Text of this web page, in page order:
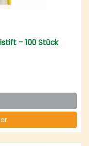
– 100 Stück